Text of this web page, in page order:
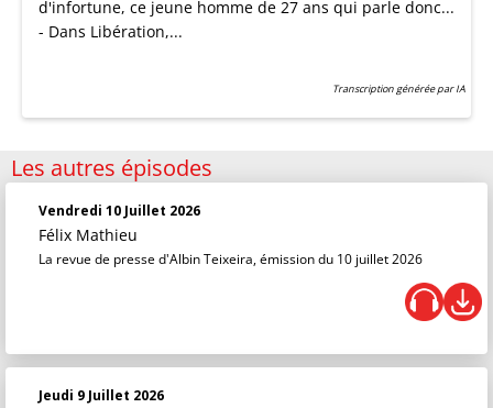
d'infortune, ce jeune homme de 27 ans qui parle donc...
- Dans Libération,...
Transcription générée par IA
Les autres épisodes
Vendredi 10 Juillet 2026
Félix Mathieu
La revue de presse d'Albin Teixeira, émission du 10 juillet 2026
Jeudi 9 Juillet 2026